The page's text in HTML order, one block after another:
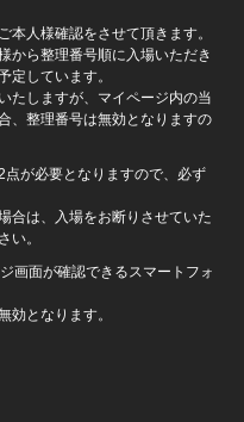
人様確認をさせて頂きます。
から整理番号順に入場いただき
定しています。
たしますが、マイページ内の当
、整理番号は無効となりますの
が必要となりますので、必ず
合は、入場をお断りさせていた
い。
画面が確認できるスマートフォ
となります。